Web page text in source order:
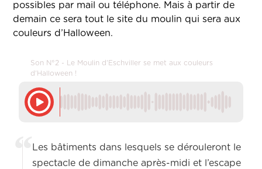
possibles par mail ou téléphone. Mais à partir de
demain ce sera tout le site du moulin qui sera aux
couleurs d’Halloween.
Son N°2 - Le Moulin d'Eschviller se met aux couleurs
d'Halloween !
Les bâtiments dans lesquels se dérouleront le
spectacle de dimanche après-midi et l’escape